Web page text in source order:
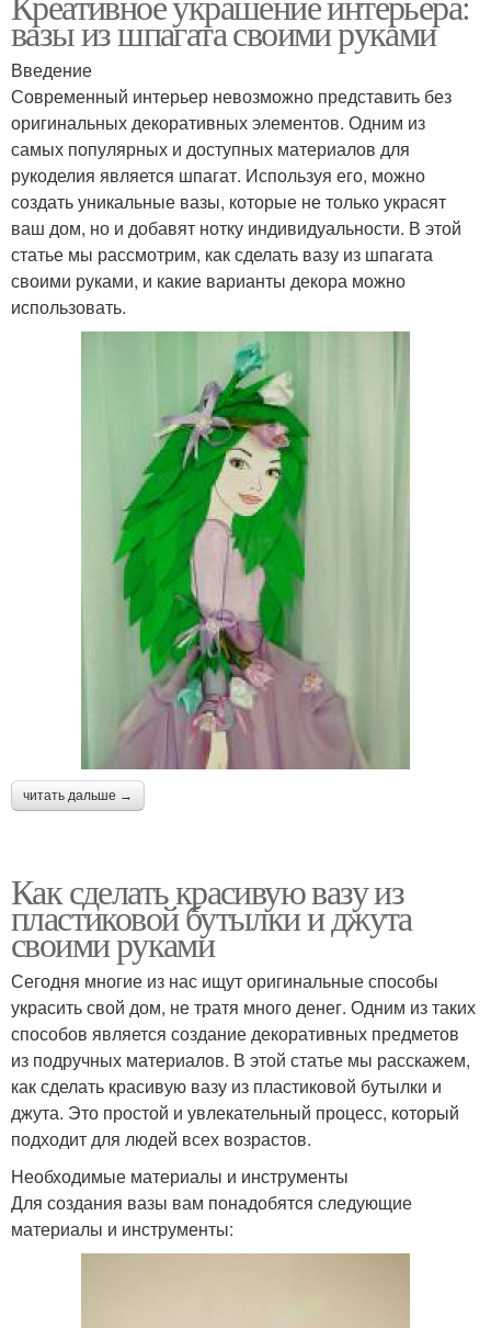
вазы из шпагата своими руками
Введение
Современный интерьер невозможно представить без
оригинальных декоративных элементов. Одним из
самых популярных и доступных материалов для
рукоделия является шпагат. Используя его, можно
создать уникальные вазы, которые не только украсят
ваш дом, но и добавят нотку индивидуальности. В этой
статье мы рассмотрим, как сделать вазу из шпагата
своими руками, и какие варианты декора можно
использовать.
читать дальше →
Как сделать красивую вазу из
пластиковой бутылки и джута
своими руками
Сегодня многие из нас ищут оригинальные способы
украсить свой дом, не тратя много денег. Одним из таких
способов является создание декоративных предметов
из подручных материалов. В этой статье мы расскажем,
как сделать красивую вазу из пластиковой бутылки и
джута. Это простой и увлекательный процесс, который
подходит для людей всех возрастов.
Необходимые материалы и инструменты
Для создания вазы вам понадобятся следующие
материалы и инструменты: